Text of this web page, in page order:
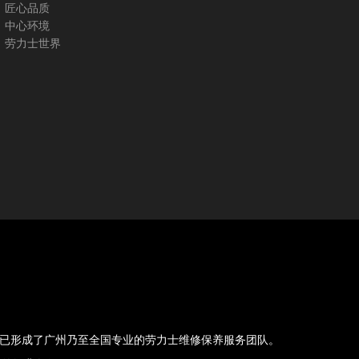
匠心品质
中心环境
劳力士世界
成了广州乃至全国专业的劳力士维修保养服务团队。